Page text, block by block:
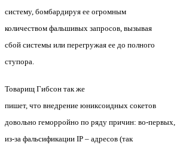
систему, бомбардируя ее огромным
количеством фальшивых запросов, вызывая
сбой системы или перегружая ее до полного
ступора.
Товарищ Гибсон так же
пишет, что внедрение юниксоидных сокетов
довольно геморройно по ряду причин: во-первых,
из-за фальсификации IP – адресов (так